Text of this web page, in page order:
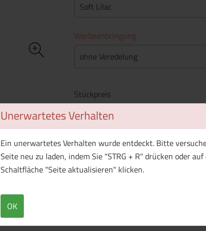
Unerwartetes Verhalten
Ein unerwartetes Verhalten wurde entdeckt. Bitte
Seite neu zu laden, indem Sie "STRG + R" drücken oder auf
Schaltfläche "Seite aktualisieren" klicken.
OK
Soft Lilac
Werbeanbringung
ohne Veredelung
Stückpreis
Mindestbestellmenge
WhatsAppFacebookTwitterPinterest